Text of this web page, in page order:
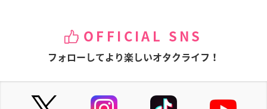
OFFICIAL SNS
フォローしてより楽しいオタクライフ！